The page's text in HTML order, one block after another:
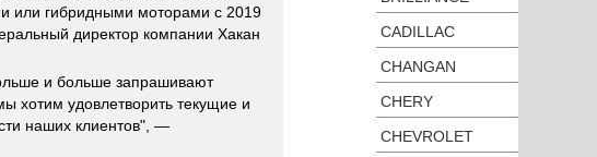
или гибридными моторами с 2019
директор компании Хакан
и больше запрашивают
хотим удовлетворить текущие и
наших клиентов", —
CADILLAC
CHANGAN
CHERY
CHEVROLET